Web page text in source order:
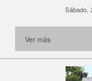
Sábado,
Ver más